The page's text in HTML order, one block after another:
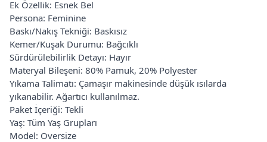
Ek Özellik: Esnek Bel
Persona: Feminine
Baskı/Nakış Tekniği: Baskısız
Kemer/Kuşak Durumu: Bağcıklı
Sürdürülebilirlik Detayı: Hayır
Materyal Bileşeni: 80% Pamuk, 20% Polyester
Yıkama Talimatı: Çamaşır makinesinde düşük ısılarda
yıkanabilir. Ağartıcı kullanılmaz.
Paket İçeriği: Tekli
Yaş: Tüm Yaş Grupları
Model: Oversize